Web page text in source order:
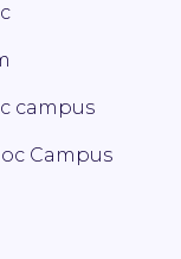
campus
Campus